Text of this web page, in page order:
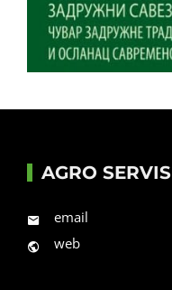
AGRO SERVIS
email
web